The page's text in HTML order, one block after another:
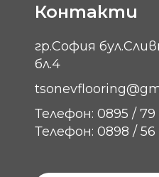
Контакти
гр.София
бл.4
Телефон: 0895 /
Телефон: 0898 / 56